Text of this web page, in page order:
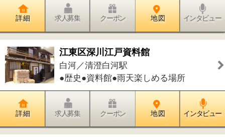
1 >>
このページの先頭へ
江戸川区時間 墨田区時間 葛飾区時間
表示：PC|モバイル
© 2013 art blue Inc.